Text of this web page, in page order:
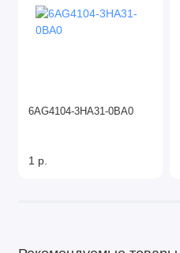
6AG4104-3HA31-0BA0
1 р.